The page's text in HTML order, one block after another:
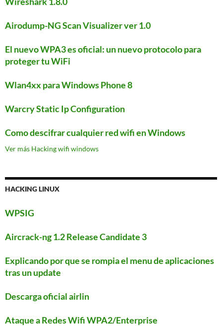
Airodump-NG Scan Visualizer ver 1.0
El nuevo WPA3 es oficial: un nuevo protocolo para
proteger tu WiFi
Wlan4xx para Windows Phone 8
Warcry Static Ip Configuration
Como descifrar cualquier red wifi en Windows
Ver más Hacking wifi windows
HACKING LINUX
WPSIG
Aircrack-ng 1.2 Release Candidate 3
Explicando por que se rompia el menu de aplicaciones
tras un update
Descarga oficial airlin
Ataque a Redes Wifi WPA2/Enterprise